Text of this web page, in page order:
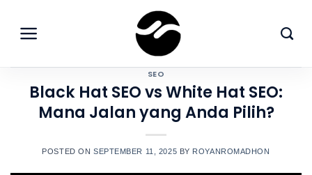
content
SEO
Black Hat SEO vs White Hat SEO:
Mana Jalan yang Anda Pilih?
POSTED ON SEPTEMBER 11, 2025 BY ROYANROMADHON